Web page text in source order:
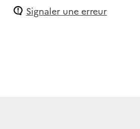
Signaler une erreur